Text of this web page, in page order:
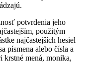
potvrdenia jeho
použitým
najčastejších hesiel
písmena alebo čísla a
krstné mená, monika,